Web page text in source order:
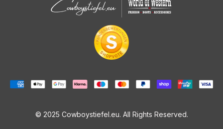
© 2025 Cowboystiefel.eu. All Rights Reserved.